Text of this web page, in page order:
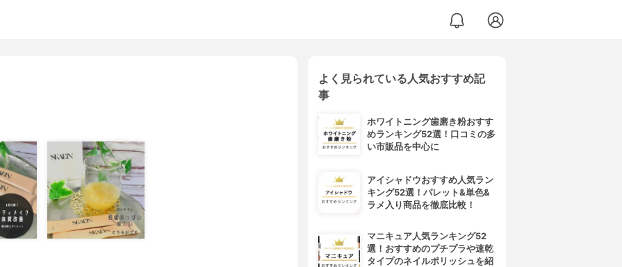
よく見られている人気おすすめ記
事
ホワイトニング歯磨き粉おすす
めランキング52選！口コミの多
い市販品を中心に
アイシャドウおすすめ人気ラン
キング52選！パレット&単色&
ラメ入り商品を徹底比較！
マニキュア人気ランキング52
選！おすすめのプチプラや速乾
タイプのネイルポリッシュを紹